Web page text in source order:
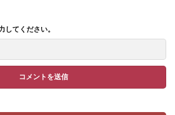
してください。